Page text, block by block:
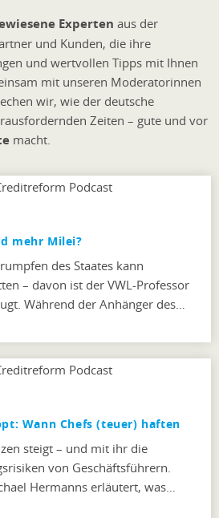
Experten aus der
und Kunden, die ihre
n und wertvollen Tipps mit Ihnen
mit unseren Moderatorinnen
wir, wie der deutsche
Zeiten – gute und vor
macht.
mehr Milei?
des Staates kann
– davon ist der VWL-Professor
Während der Anhänger des…
Wann Chefs (teuer) haften
steigt – und mit ihr die
von Geschäftsführern.
Hermanns erläutert, was…